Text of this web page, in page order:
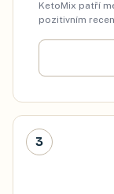
KetoMix patří
pozitivním
3